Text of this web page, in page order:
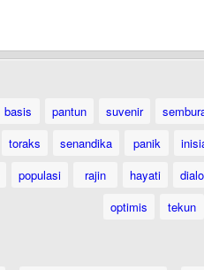
basis pantun suvenir
toraks senandika panik
populasi rajin hayati
optimis
tekun